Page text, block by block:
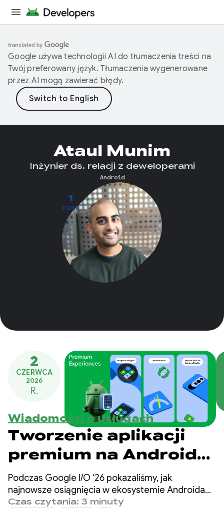
Google używa technologii AI do tłumaczenia treści na
Twój preferowany język. Tłumaczenia wygenerowane
przez AI mogą zawierać błędy.
1
POST
Ataul Munim
Inżynier ds. relacji z deweloperami
Android
2
CZERWCA
2026
R.
Wiadomości o usługach
Tworzenie aplikacji
premium na Androida
na Google I/O ‘26
Podczas Google I/O ‘26 pokazaliśmy, jak
najnowsze osiągnięcia w ekosystemie Androida
mogą pomóc Ci podnieść jakość aplikacji i
Czas czytania: 3 minuty